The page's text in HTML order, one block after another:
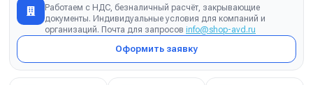
Работаем с НДС, безналичный расчёт, закрывающие
документы. Индивидуальные условия для компаний и
организаций. Почта для запросов info@shop-avd.ru
Оформить заявку